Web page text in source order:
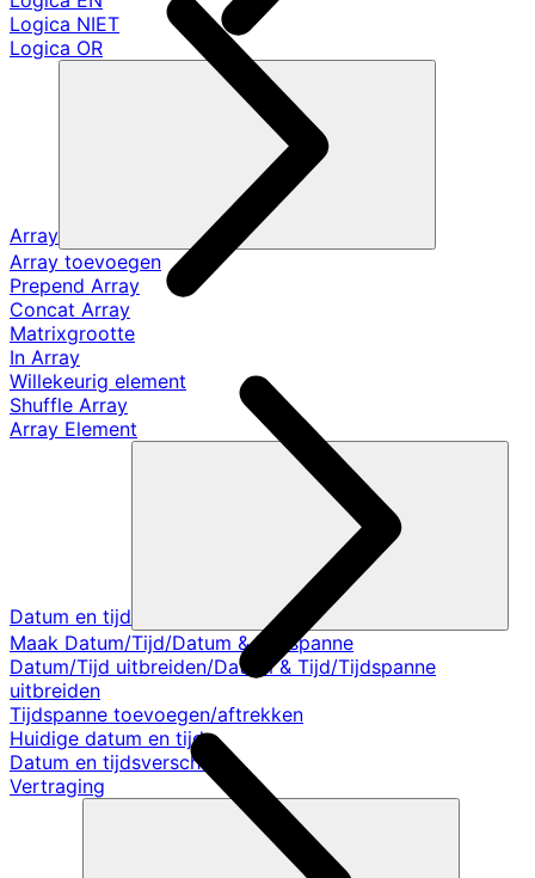
Logica NIET
Logica OR
Array
Array toevoegen
Prepend Array
Concat Array
Matrixgrootte
In Array
Willekeurig element
Shuffle Array
Array Element
Datum en tijd
Maak Datum/Tijd/Datum & Tijdspanne
Datum/Tijd uitbreiden/Datum & Tijd/Tijdspanne
uitbreiden
Tijdspanne toevoegen/aftrekken
Huidige datum en tijd
Datum en tijdsverschil
Vertraging